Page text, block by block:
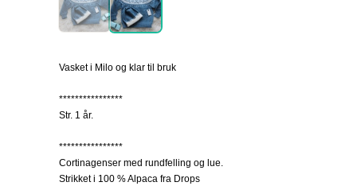
Vasket i Milo og klar til bruk
****************
Str. 1 år.
****************
Cortinagenser med rundfelling og lue.
Strikket i 100 % Alpaca fra Drops